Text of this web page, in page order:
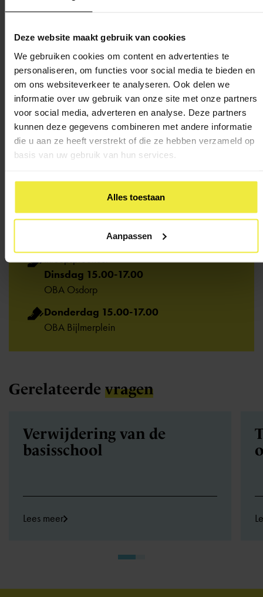
Deze website maakt gebruik van cookies
We gebruiken cookies om content en advertenties te
personaliseren, om functies voor social media te bieden en
om ons websiteverkeer te analyseren. Ook delen we
informatie over uw gebruik van onze site met onze partners
voor social media, adverteren en analyse. Deze partners
kunnen deze gegevens combineren met andere informatie
die u aan ze heeft verstrekt of die ze hebben verzameld op
basis van uw gebruik van hun services.
Alles toestaan
Aanpassen
Heb je eenvraag?
Kom je er niet uit of wil je iemand spreken? We
helpen je graag.
Bel het adviespunt:
020 - 330 63 20
WhatsApp:
info@ocoamsterdam.nl
Inloopspreekuur
Dinsdag 15.00-17.00
OBA Osdorp
Donderdag 15.00-17.00
OBA Bijlmerplein
Gerelateerde vragen
Verwijdering van de
basisschool
Lees meer